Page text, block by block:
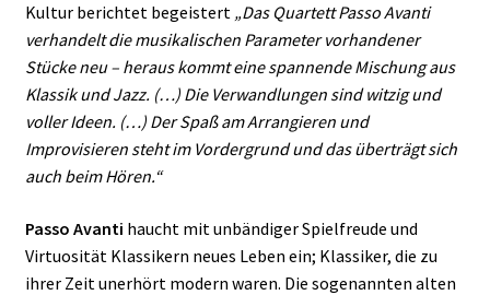
Kultur berichtet begeistert „Das Quartett Passo Avanti
verhandelt die musikalischen Parameter vorhandener
Stücke neu – heraus kommt eine spannende Mischung aus
Klassik und Jazz. (…) Die Verwandlungen sind witzig und
voller Ideen. (…) Der Spaß am Arrangieren und
Improvisieren steht im Vordergrund und das überträgt sich
auch beim Hören.“
Passo Avanti haucht mit unbändiger Spielfreude und
Virtuosität Klassikern neues Leben ein; Klassiker, die zu
ihrer Zeit unerhört modern waren. Die sogenannten alten